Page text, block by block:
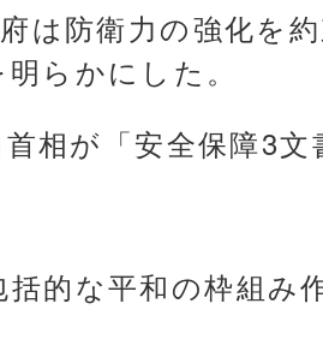
は防衛力の強化を
らかにした。
相が「安全保障3文
的な平和の枠組み